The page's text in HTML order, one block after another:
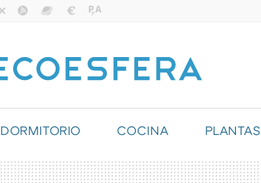
DORMITORIO COCINA PLANTAS
ILUMINACIÓN